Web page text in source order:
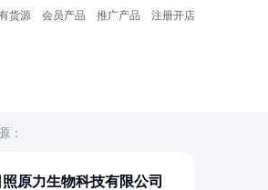
货源 会员产品 推广产品 注册开店
：
照原力生物科技有限公司